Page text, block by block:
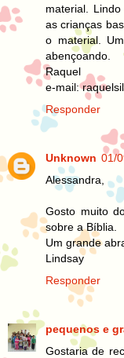
material.
as crianças
o material.
abençoando.
Raquel
e-mail:
Responder
Unknown 01/
Alessandra,
Gosto muito
sobre a Bíblia.
Um grande
Lindsay
Responder
pequenos e
Gostaria de